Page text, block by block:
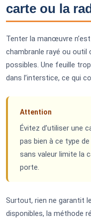
carte ou la
Tenter la manœuvre
chambranle rayé ou
possibles. Une feuille
dans l’interstice, ce qui
Attention
Évitez d’utiliser une
pas bien à ce type
sans valeur limite la
porte.
Surtout, rien ne garantit
disponibles, la méthode